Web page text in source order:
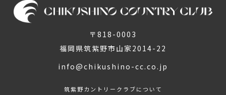
〒818-0003
福岡県筑紫野市山家2014-22
info@chikushino-cc.co.jp
筑紫野カントリークラブについて